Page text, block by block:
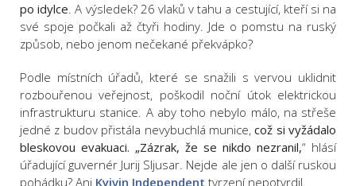
po idylce. A výsledek? 26 vlaků v tahu a cestující, kteří si na
své spoje počkali až čtyři hodiny. Jde o pomstu na ruský
způsob, nebo jenom nečekané překvápko?
Podle místních úřadů, které se snažili s vervou uklidnit
rozbouřenou veřejnost, poškodil noční útok elektrickou
infrastrukturu stanice. A aby toho nebylo málo, na střeše
jedné z budov přistála nevybuchlá munice,což si vyžádalo
bleskovou evakuaci. „Zázrak, že se nikdo nezranil,“ hlásí
úřadující guvernér Jurij Sljusar. Nejde ale jen o další ruskou
pohádku? Ani Kyivin Independent tvrzení nepotvrdil.